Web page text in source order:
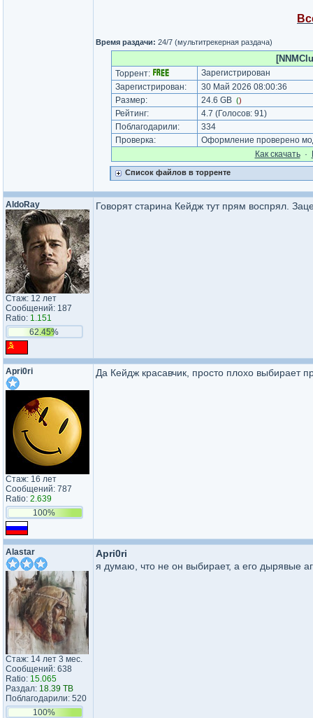
Время раздачи: 24/7 (мультитрекерная раздача)
Торрент:
Зарегистрирован
Зарегистрирован:
30 Май 2026 08:00:36
Размер:
24.6 GB ()
Рейтинг: 4.7 (Голосов: 91)
Поблагодарили:
334
Проверка:
Оформление проверено
Как cкачать·
Список файлов в торренте
AldoRay
Стаж: 12 лет
Сообщений: 187
Ratio: 1.151
62.45%
Говорят старина Кейдж тут прям воспрял.
Apri0ri
Стаж: 16 лет
Сообщений: 787
Ratio: 2.639
100%
Да Кейдж красавчик, просто плохо выбирает
Alastar
Стаж: 14 лет 3 мес.
Сообщений: 638
Ratio: 15.065
Раздал: 18.39 TB
Поблагодарили: 520
100%
Apri0ri
я думаю, что не он выбирает, а его дырявые